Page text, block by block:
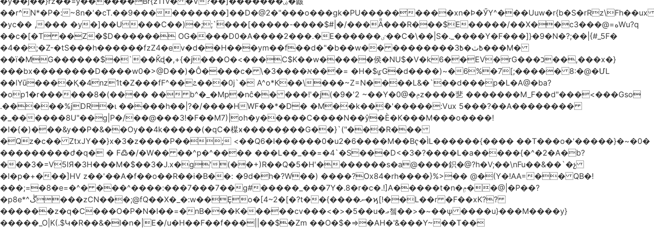
��r^N*�P�:~8n�'�cT.��9����������]��D�@2�"���o���gk�PU�����
�yc�� ,��� �y�]��U���C��)�;;`۬���[�����-����$#|�/���Ǟ���R���$E�����/��X��c3���@=هWu?q
��c�[�T ��Z�$D������ OG����D0�A����2���.�E������ٸ��C�\��|S�._����Y�F���]}�9�N�?;��|{#_5F�
�4��;�Z-�tS���h������fzZ4�ev�d��H���ym��f��d�"�b��w�� ��������߿ٺ�߿3���M�
��ї�MG������$�`��Ǩɖ�,+{�j���O�<���C$K��w�����侯�NU$�V�k6��EV�rG���כ��,���x�}
���bx��������D����w0�>@D��)�Ô����c� \�3����א���= �H�$ᡁG�d����)~�6%�7[;����� 8:�@�ՄL
��lYū����Қ�4nz1t�Z���fF^��೭���0j`� A^o*K��\���~Z=N����L&�`��d���p�L�A@�ba?
�op1�r������8�(���� �� b^�_�Mp�nĉ�� ���!'�j(�9�'2 ~��Y�0@�ݦz����㐟 �������M_F��d"���<���Gso
.�����%jDR�ɩ �����h��|?�/����HWF��*�D� �M��k��݄ެ�'�����:Vux 5���?��A��������
�_������8U"��g|P�/��@���3!�F��M7)|oh�y�����C����N��ŷ�È�K���M���o����!
�I�{�)���&y��P�&��Ѹ��4k�����(�qC�楳ӿ�����ܼ���G��}`("���R���
�Qz�c�� ZtxJY��}x�3�z����P��; <��Q6�I������0�u2�6����M��Bҁ�ÌL������{���� ��T���o�'�����}�~�0�
���������ժ�q� � F߷�/�W�� ��^p�^���� ���L��_��=�4`�S���D<�3�?����L�a�����{�^�2�A�b?
���3�=V5IЯ�3H���M�$��3�J.x�g'(��+)R��Q�5�H'�������s�a@����鉙�@?h�V;��\nFu��&��`�չ
�l�p�+���]HV z��'��A�f��o��R��i�B��: �9d�h�?W��) ����?Ox84�rh����}%>�� @�(Y�!AA=�� QB�!
���;=�8�e=�^� ���^����:���7���7��g#�����_���7Y�.8�r�c�.!]A�����t�n�ݦ��@|�P��?
�p8e*^ڴ���zCN���;@fQ��Χ�_�:w��Ȩo�[4~2�[�?t��{����ނ�ϗ[!��L��r �F��xK??
������z�q�C���O�P�N�I��=�nB���K�����cv���<�>�5��u�ޢ쳌��>�~��ѱ ����u}���M����y}
�����_O|K(.$Կ�R��&�I�n�|E�/u�H��F��f���||��$�Zm ��O�$�=>�AH�'&���Y~��T��